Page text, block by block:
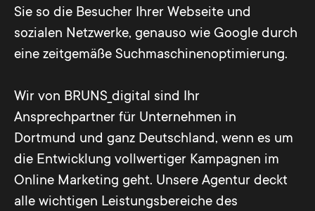
Sie so die Besucher Ihrer Webseite und
sozialen Netzwerke, genauso wie Google durch
eine zeitgemäße Suchmaschinenoptimierung.
Wir von BRUNS_digital sind Ihr
Ansprechpartner für Unternehmen in
Dortmund und ganz Deutschland, wenn es um
die Entwicklung vollwertiger Kampagnen im
Online Marketing geht. Unsere Agentur deckt
alle wichtigen Leistungsbereiche des